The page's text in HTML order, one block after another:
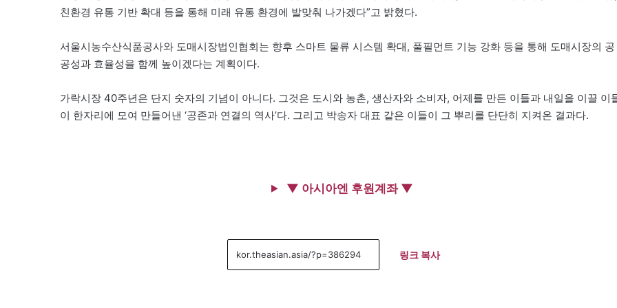
친환경 유통 기반 확대 등을 통해 미래 유통 환경에 발맞춰 나가겠다”고 밝혔다.
서울시농수산식품공사와 도매시장법인협회는 향후 스마트 물류 시스템 확대, 풀필먼트 기능 강화 등을 통해 도매시장의 공
공성과 효율성을 함께 높이겠다는 계획이다.
가락시장 40주년은 단지 숫자의 기념이 아니다. 그것은 도시와 농촌, 생산자와 소비자, 어제를 만든 이들과 내일을 이끌 이
이 한자리에 모여 만들어낸 ‘공존과 연결의 역사’다. 그리고 박송자 대표 같은 이들이 그 뿌리를 단단히 지켜온 결과다.
▼ 아시아엔 후원계좌 ▼
링크 복사